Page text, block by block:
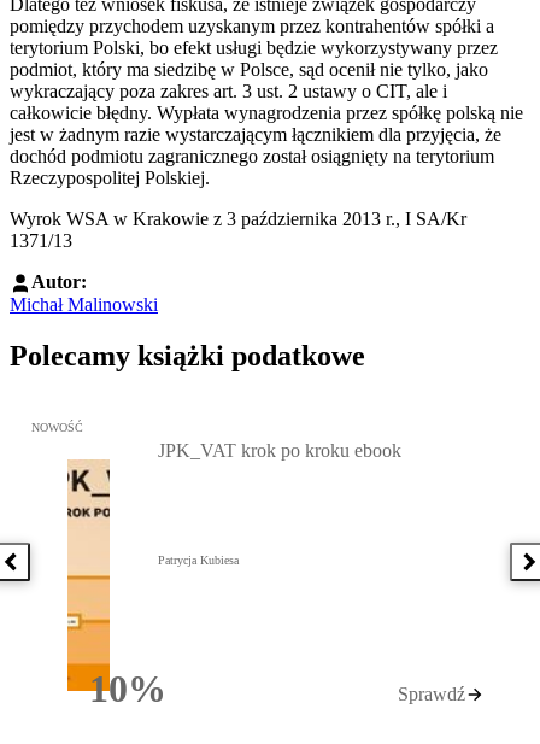
pomiędzy przychodem uzyskanym przez kontrahentów spółki a
terytorium Polski, bo efekt usługi będzie wykorzystywany przez
podmiot, który ma siedzibę w Polsce, sąd ocenił nie tylko, jako
wykraczający poza zakres art. 3 ust. 2 ustawy o CIT, ale i
całkowicie błędny. Wypłata wynagrodzenia przez spółkę polską nie
jest w żadnym razie wystarczającym łącznikiem dla przyjęcia, że
dochód podmiotu zagranicznego został osiągnięty na terytorium
Rzeczypospolitej Polskiej.
Wyrok WSA w Krakowie z 3 października 2013 r., I SA/Kr
1371/13
Autor:
Michał Malinowski
Polecamy książki podatkowe
Poprzednia książka
Przejdź do: JPK_VAT krok po kroku ebook, Patrycja Kubiesa -
NOWOŚĆ
10%Rabatu
JPK_VAT krok po kroku ebook
Patrycja Kubiesa
Sprawdź